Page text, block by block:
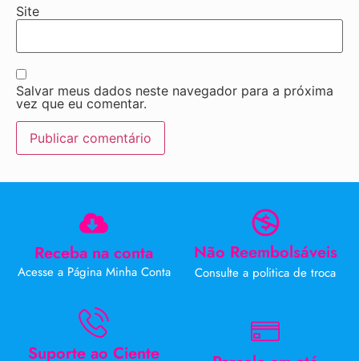
Site
Salvar meus dados neste navegador para a próxima
vez que eu comentar.
Receba na conta
Acesse a Página Minha Conta
Não Reembolsáveis
Consulte a politica de troca
Suporte ao Ciente